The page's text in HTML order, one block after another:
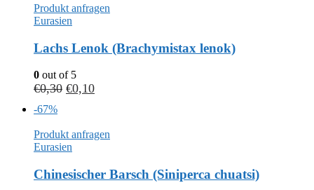
Produkt anfragen
Eurasien
Lachs Lenok (Brachymistax lenok)
0 out of 5
€0,30 €0,10
-67%
Produkt anfragen
Eurasien
Chinesischer Barsch (Siniperca chuatsi)